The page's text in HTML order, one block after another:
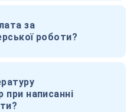
за
роботи?
при написанні